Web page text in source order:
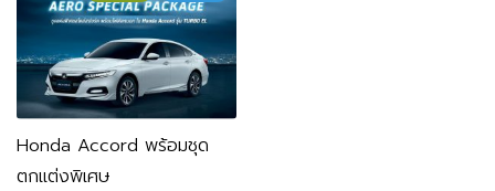
Honda Accord พร้อมชุด
ตกแต่งพิเศษ